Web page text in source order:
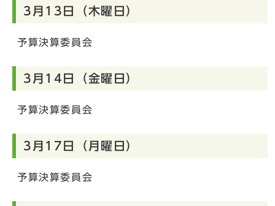
3月13日（木曜日）
予算決算委員会
3月14日（金曜日）
予算決算委員会
3月17日（月曜日）
予算決算委員会